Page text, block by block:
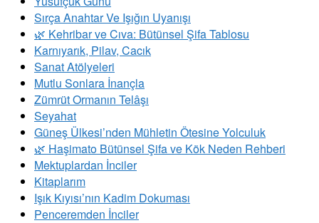
Sırça Anahtar Ve Işığın Uyanışı
​🌿 Kehribar ve Cıva: Bütünsel Şifa Tablosu
Karnıyarık, Pilav, Cacık
Sanat Atölyeleri
Mutlu Sonlara İnançla
Zümrüt Ormanın Telâşı
Seyahat
Güneş Ülkesi’nden Mühletin Ötesine Yolculuk
🌿 Haşimato Bütünsel Şifa ve Kök Neden Rehberi
Mektuplardan İnciler
Kitaplarım
Işık Kıyısı’nın Kadim Dokuması
Penceremden İnciler